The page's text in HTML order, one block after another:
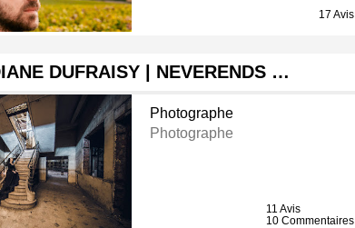
17 Avis
DUFRAISY | NEVERENDS …
Photographe
Photographe
11 Avis
10 Commentaires